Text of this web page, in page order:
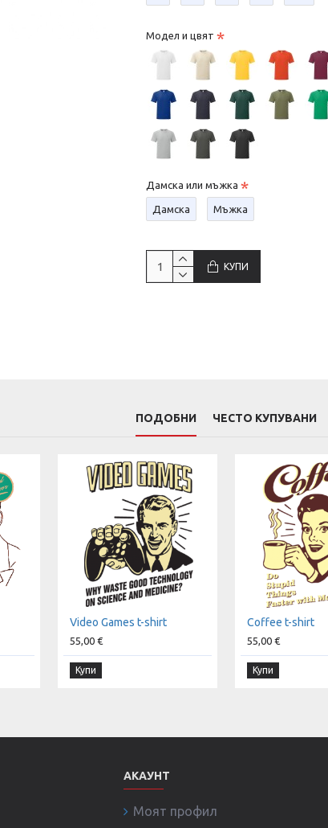
Модел и цвят
Дамска или мъжка
Дамска Мъжка
КУПИ
ПОДОБНИ ЧЕСТО КУПУВАНИ
Video Games t-shirt
55,00 €
Купи
Coffee t-shirt
55,00 €
Купи
АКАУНТ
Моят профил